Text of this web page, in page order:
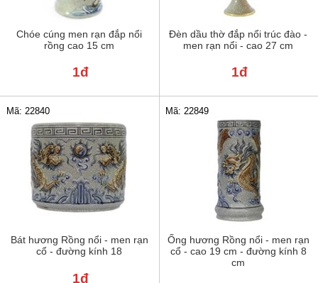
Chóe cúng men rạn đắp nổi
rồng cao 15 cm
1đ
Đèn dầu thờ đắp nổi trúc đào -
men rạn nổi - cao 27 cm
1đ
Bát hương Rồng nổi - men rạn
cổ - đường kính 18
Mã: 22840
1đ
Ống hương Rồng nổi - men rạn
cổ - cao 19 cm - đường kính 8
cm
Mã: 22849